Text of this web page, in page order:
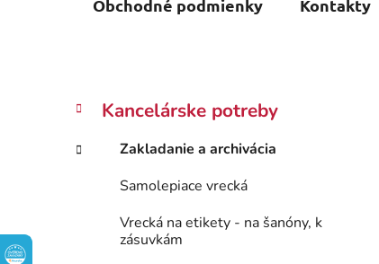
Obchodné podmienky Kontakty
B
č
Preskočiť
kategórie
K
a
e
Kancelárske potreby
Zakladanie a archivácia
Samolepiace vrecká
Vrecká na etikety - na šanóny, k
zásuvkám